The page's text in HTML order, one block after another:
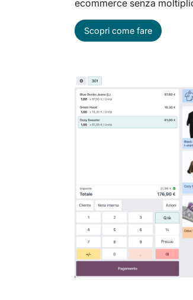
ecommerce senza
Scopri come fare